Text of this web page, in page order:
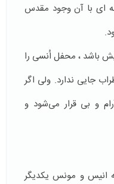
اى با آن وجود مقدس
باشد ، محفل اُنسى را
جايى ندارد. ولى اگر
و بى قرار مى‌شود و
انيس و مونس يكديگر